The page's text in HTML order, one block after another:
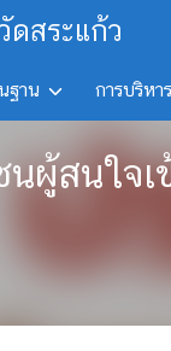
ดสระแก้ว
ฐาน การบริหา
นผู้สนใจ